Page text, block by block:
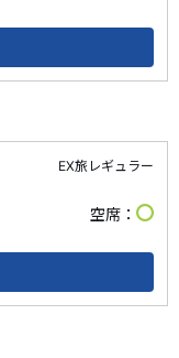
EX旅レギュラー
空席